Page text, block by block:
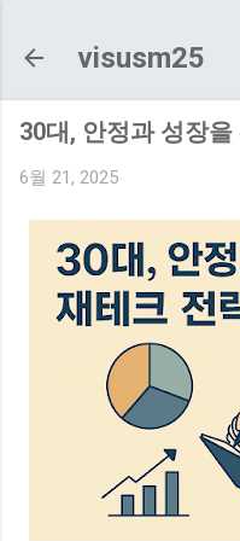
visusm25
30대, 안정과 성장
6월 21, 2025